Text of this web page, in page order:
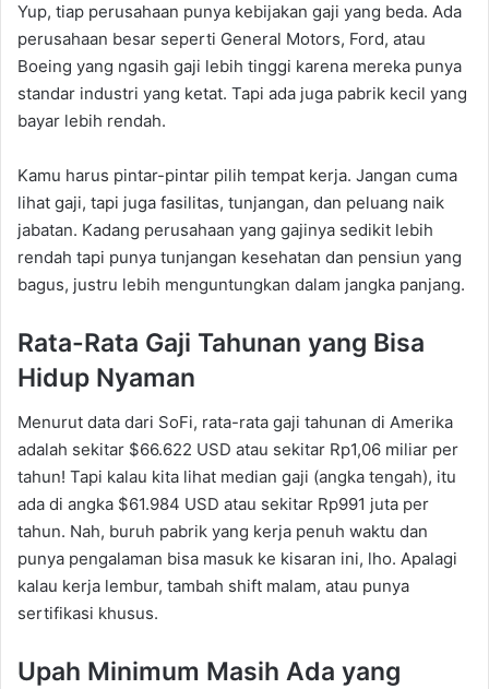
Yup, tiap perusahaan punya kebijakan gaji yang beda. Ada
perusahaan besar seperti General Motors, Ford, atau
Boeing yang ngasih gaji lebih tinggi karena mereka punya
standar industri yang ketat. Tapi ada juga pabrik kecil yang
bayar lebih rendah.
Kamu harus pintar-pintar pilih tempat kerja. Jangan cuma
lihat gaji, tapi juga fasilitas, tunjangan, dan peluang naik
jabatan. Kadang perusahaan yang gajinya sedikit lebih
rendah tapi punya tunjangan kesehatan dan pensiun yang
bagus, justru lebih menguntungkan dalam jangka panjang.
Rata-Rata Gaji Tahunan yang Bisa
Hidup Nyaman
Menurut data dari SoFi, rata-rata gaji tahunan di Amerika
adalah sekitar $66.622 USD atau sekitar Rp1,06 miliar per
tahun! Tapi kalau kita lihat median gaji (angka tengah), itu
ada di angka $61.984 USD atau sekitar Rp991 juta per
tahun. Nah, buruh pabrik yang kerja penuh waktu dan
punya pengalaman bisa masuk ke kisaran ini, lho. Apalagi
kalau kerja lembur, tambah shift malam, atau punya
sertifikasi khusus.
Upah Minimum Masih Ada yang